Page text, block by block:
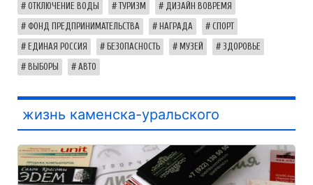
ОТКЛЮЧЕНИЕ ВОДЫ ТУРИЗМ ДИЗАЙН ВОВРЕМЯ
ФОНД ПРЕДПРИНИМАТЕЛЬСТВА НАГРАДА СПОРТ
ЕДИНАЯ РОССИЯ БЕЗОПАСНОСТЬ МУЗЕЙ ЗДОРОВЬЕ
ВЫБОРЫ АВТО
жизнь каменска-уральского